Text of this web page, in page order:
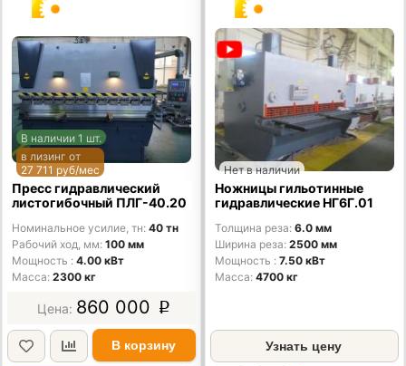
В наличии 1 шт.
в лизинг от
27 711 руб/мес
Пресс гидравлический
листогибочный ПЛГ-40.20
Номинальное усилие, тн 40 тн
Рабочий ход, мм 100 мм
Мощность
4.00 кВт
Масса 2300 кг
860 000 p
В корзину
Нет в наличии
Ножницы гильотинные
гидравлические НГ6Г.01
Толщина реза 6.0 мм
Ширина реза 2500 мм
Мощность
7.50 кВт
Масса 4700 кг
Узнать цену